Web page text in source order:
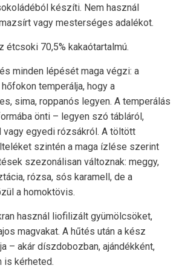
készíti. Nem használ
vagy mesterséges adalékot.
étcsoki 70,5% kakaótartalmú.
minden lépését maga végzi: a
temperálja, hogy a
sima, roppanós legyen. A temperálás
önti – legyen szó tábláról,
vagy egyedi rózsákról. A töltött
szintén a maga ízlése szerint
szezonálisan változnak: meggy,
rózsa, sós karamell, de a
a homoktövis.
használ liofilizált gyümölcsöket,
magvakat. A hűtés után a kész
– akár díszdobozban, ajándékként,
is kérheted.